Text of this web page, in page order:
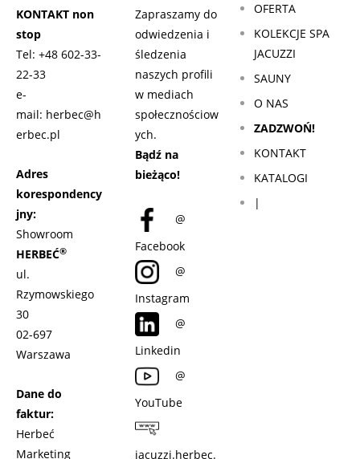
KONTAKT non
stop
Tel: +48 602-33-
22-33
e-
mail: herbec@h
erbec.pl
Adres
korespondency
jny:
Showroom
HERBEĆ®
ul.
Rzymowskiego
30
02-697
Warszawa
Dane do
faktur:
Herbeć
Marketing
Zapraszamy do
odwiedzenia i
śledzenia
naszych profili
w mediach
społecznościow
ych.
Bądź na
bieżąco!
@
Facebook
@
Instagram
@
Linkedin
@
YouTube
jacuzzi.herbec.
OFERTA
KOLEKCJE SPA
JACUZZI
SAUNY
O NAS
ZADZWOŃ!
KONTAKT
KATALOGI
|